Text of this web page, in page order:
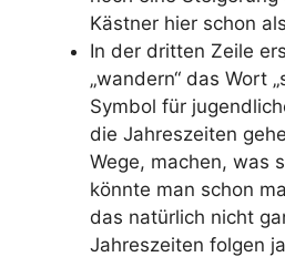
Kästner hier schon
In der dritten Zeile
„wandern“ das Wort
Symbol für
die Jahreszeiten
Wege, machen, was
könnte man schon
das natürlich nicht
Jahreszeiten folgen